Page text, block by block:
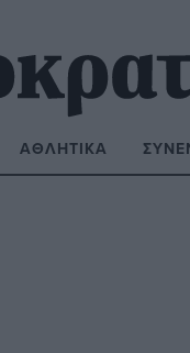
ΑΘΛΗΤΙΚΆ